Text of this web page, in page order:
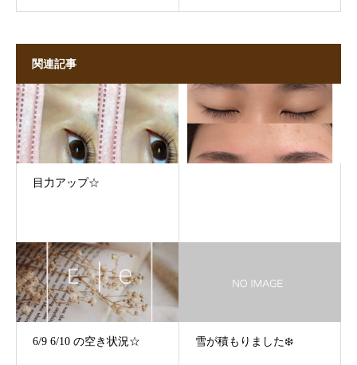
関連記事
目力アップ☆
6/9 6/10 の空き状況☆ 雪が積もりました❄️